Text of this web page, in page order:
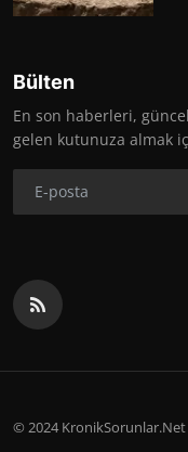
Bülten
En son haberleri,
gelen kutunuza almak
© 2024 KronikSorunlar.Net